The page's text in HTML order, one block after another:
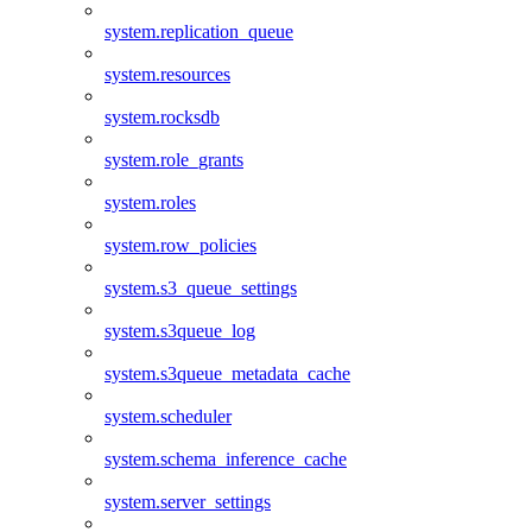
system.replication_queue
system.resources
system.rocksdb
system.role_grants
system.roles
system.row_policies
system.s3_queue_settings
system.s3queue_log
system.s3queue_metadata_cache
system.scheduler
system.schema_inference_cache
system.server_settings